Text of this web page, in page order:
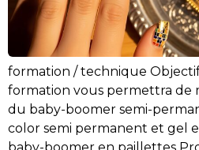
formation / technique
formation vous permettra de
du baby-boomer semi-
color semi permanent et gel